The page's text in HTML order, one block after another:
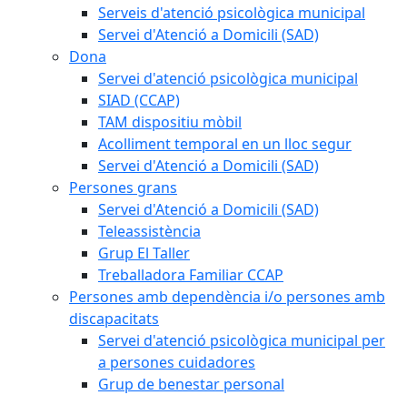
Serveis d'atenció psicològica municipal
Servei d'Atenció a Domicili (SAD)
Dona
Servei d'atenció psicològica municipal
SIAD (CCAP)
TAM dispositiu mòbil
Acolliment temporal en un lloc segur
Servei d'Atenció a Domicili (SAD)
Persones grans
Servei d'Atenció a Domicili (SAD)
Teleassistència
Grup El Taller
Treballadora Familiar CCAP
Persones amb dependència i/o persones amb
discapacitats
Servei d'atenció psicològica municipal per
a persones cuidadores
Grup de benestar personal